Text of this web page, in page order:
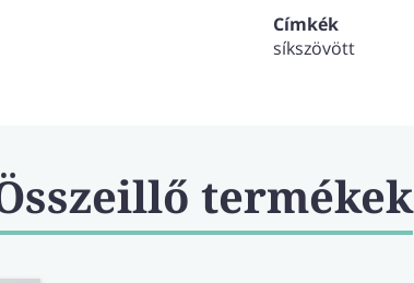
Címkék
síkszövött
termékek